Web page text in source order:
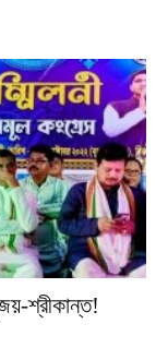
শ্রীকান্ত!